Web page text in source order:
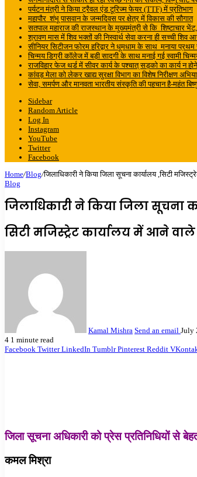
पर्यटन मंत्री ने किया ट्रैवल एंड टूरिज्म फेयर (TTF) में प्रतिभाग
महापौर शंभू पासवान के जन्मदिवस पर क्षेत्र में विकास की सौगात
सतपाल महाराज की राजस्थान के मुख्यमंत्री से कि शिष्टाचार
श्रावण मास में शिव भक्तों की निस्वार्थ सेवा करना ही सच्ची शिव
सीनियर सिटीजन फोरम हरिद्वार ने धूमधाम के साथ मनाया प्रथम
चिन्मय डिग्री कॉलेज में बड़ी सादगी के साथ मनाई गई स्वामी
राजविहार फेज थर्ड में सीवर कार्य के पश्चात् सड़को का कार्य न
कांवड़ मेला को लेकर खाद्य सुरक्षा विभाग का विशेष निरीक्षण
सेवा, समर्पण और मानवता भारतीय संस्कृति की पहचान है-महंत
Sidebar
Random Article
Log In
Instagram
YouTube
Twitter
Facebook
Home/Blog/जिलाधिकारी ने किया जिला सूचना कार्यालय ,सिटी
Blog
जिलाधिकारी ने किया जिला सूचना
सिटी मजिस्ट्रेट कार्यालय में आने
Kamal Mishra Send an email July
4 1 minute read
Facebook Twitter LinkedIn Tumblr Pinterest Reddit
जिला सूचना अधिकारी को प्रेस प्रतिनिधियों से
कमल मिश्रा